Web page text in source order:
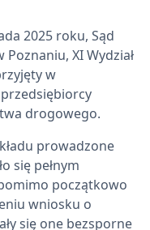
2025 roku, Sąd
XI Wydział
w
drogowego.
prowadzone
się pełnym
początkowo
wniosku o
się one bezsporne